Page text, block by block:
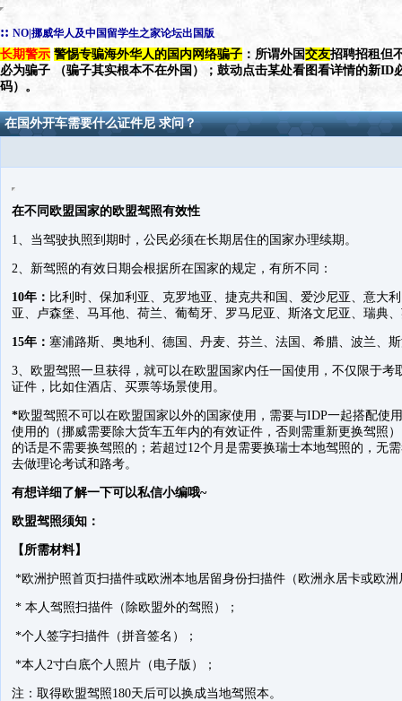
:: NO|挪威华人及中国留学生之家论坛出国版
长期警示 警惕专骗海外华人的国内网络骗子 ：所谓外国交友招聘招租但
必为骗子 （骗子其实根本不在外国）；鼓动点击某处看图看详情的新ID
码）。
在国外开车需要什么证件尼 求问？
在不同欧盟国家的欧盟驾照有效性
1、当驾驶执照到期时，公民必须在长期居住的国家办理续期。
2、新驾照的有效日期会根据所在国家的规定，有所不同：
10年： 比利时、保加利亚、克罗地亚、捷克共和国、爱沙尼亚、意大
亚、卢森堡、马耳他、荷兰、葡萄牙、罗马尼亚、斯洛文尼亚、瑞典
15年： 塞浦路斯、奥地利、德国、丹麦、芬兰、法国、希腊、波兰、
3、欧盟驾照一旦获得，就可以在欧盟国家内任一国使用，不仅限于
证件，比如住酒店、买票等场景使用。
*欧盟驾照不可以在欧盟国家以外的国家使用，需要与IDP一起搭配使
使用的 （挪威需要除大货车五年内的有效证件，否则需重新更换驾照
的话是不需要换驾照的；若超过12个月是需要换瑞士本地驾照的，无
去做理论考试和路考。
有想详细了解一下可以私信小编哦~
欧盟驾照须知：
【所需材料】
*欧洲护照首页扫描件或欧洲本地居留身份扫描件（欧洲永居卡或欧洲
*本人驾照扫描件（除欧盟外的驾照）；
*个人签字扫描件（拼音签名）；
*本人2寸白底个人照片（电子版）；
注：取得欧盟驾照180天后可以换成当地驾照本。